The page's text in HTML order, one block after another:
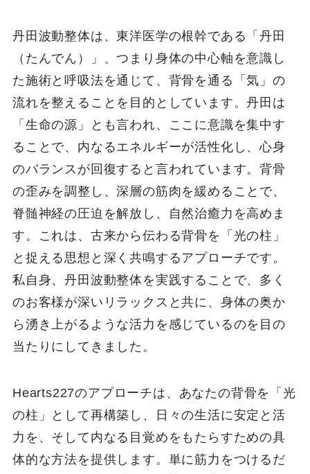
丹田波動整体は、東洋医学の根幹である「丹田
（たんでん）」、つまり身体の中心軸を意識し
た施術と呼吸法を通じて、背骨を通る「気」の
流れを整えることを目的としています。丹田は
「生命の源」とも言われ、ここに意識を集中す
ることで、内なるエネルギーが活性化し、心身
のバランスが回復すると言われています。背骨
の歪みを調整し、深層の筋肉を緩めることで、
脊髄神経の圧迫を解放し、自然治癒力を高めま
す。これは、古来から伝わる背骨を「光の柱」
と捉える思想と深く共鳴するアプローチです。
私自身、丹田波動整体を実践することで、多く
のお客様が深いリラックスと共に、身体の奥か
ら湧き上がるような活力を感じているのを目の
当たりにしてきました。
Hearts227のアプローチは、あなたの背骨を「光
の柱」として再構築し、日々の生活に安定と活
力を、そして内なる目覚めをもたらすための具
体的な方法を提供します。単に筋力をつけるだ